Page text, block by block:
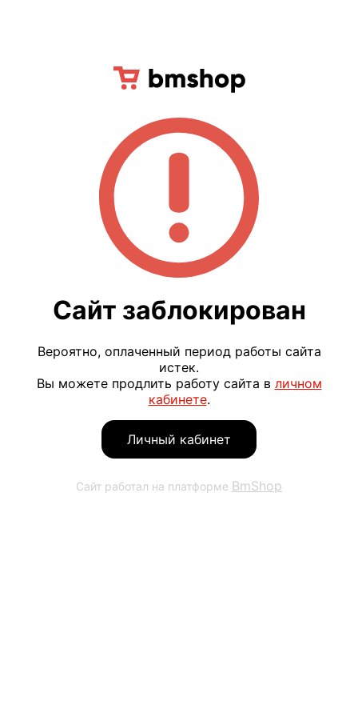
Сайт заблокирован
Вероятно, оплаченный период работы сайта
истек.
Вы можете продлить работу сайта в личном
кабинете.
Личный кабинет
Сайт работал на платформе BmShop